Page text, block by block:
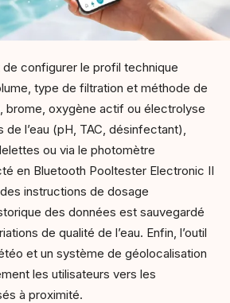
de configurer le profil technique
type de filtration et méthode de
brome, oxygène actif ou électrolyse
l’eau (pH, TAC, désinfectant),
ou via le photomètre
en Bluetooth Pooltester Electronic II
instructions de dosage
des données est sauvegardé
de qualité de l’eau. Enfin, l’outil
et un système de géolocalisation
les utilisateurs vers les
à proximité.